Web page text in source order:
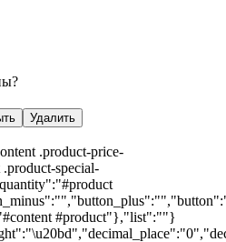
Удалить
.product-price-
special-
#product"},"list":""}